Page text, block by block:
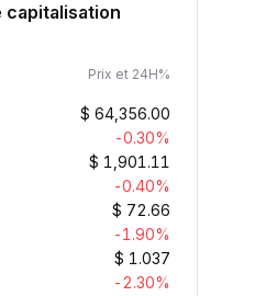
capitalisation
Prix et 24H%
$ 64,356.00
-0.30%
$ 1,901.11
-0.40%
$ 72.66
-1.90%
$ 1.037
-2.30%